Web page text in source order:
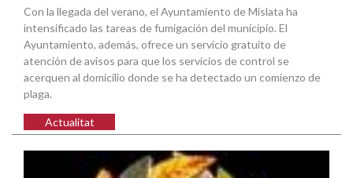
Con la llegada del verano, el Ayuntamiento de Mislata ha
intensificado las tareas de fumigación del municipio. El
Ayuntamiento, además, ofrece un servicio gratuito de
atención de avisos para que los servicios de control se
acerquen al domicilio donde se ha detectado un comienzo de
plaga.
Actualitat